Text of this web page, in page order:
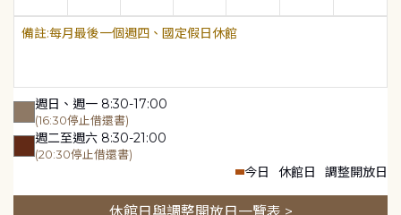
每月最後一個週四、國定假日休館
週日、週一 8:30-17:00
(16:30停止借還書)
週二至週六 8:30-21:00
(20:30停止借還書)
今日 休館日 調整開放日